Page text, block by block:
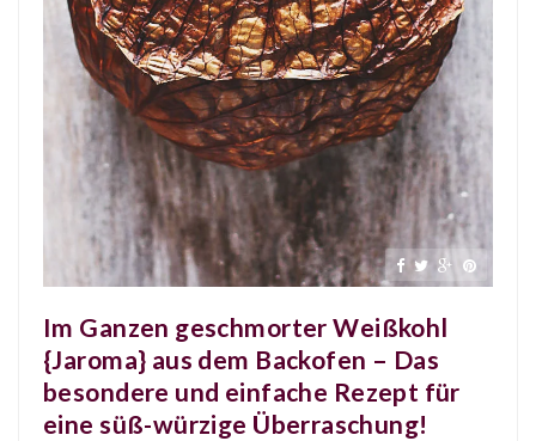
Im Ganzen geschmorter Weißkohl
{Jaroma} aus dem Backofen – Das
besondere und einfache Rezept für
eine süß-würzige Überraschung!